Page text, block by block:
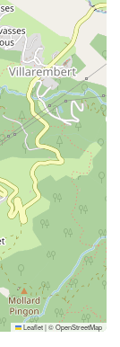
Leaflet|©OpenStreetMap